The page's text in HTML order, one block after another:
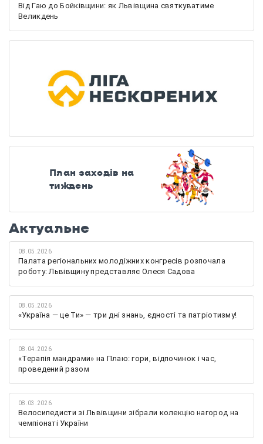
Від Гаю до Бойківщини: як Львівщина святкуватиме
Великдень
План заходів на
тиждень
Актуальне
08.05.2026
Палата регіональних молодіжних конгресів розпочала
роботу: Львівщину представляє Олеся Садова
08.05.2026
«Україна — це Ти» — три дні знань, єдності та патріотизму!
08.04.2026
«Терапія мандрами» на Плаю: гори, відпочинок і час,
проведений разом
08.03.2026
Велосипедисти зі Львівщини зібрали колекцію нагород на
чемпіонаті України